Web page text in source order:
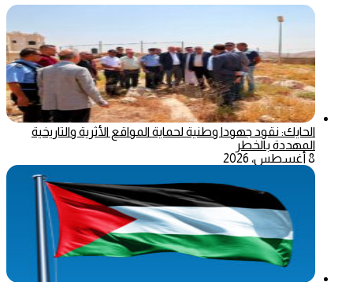
الحايك: نقود جهودا وطنية لحماية المواقع الأثرية والتاريخية
المهددة بالخطر
8 أغسطس، 2026